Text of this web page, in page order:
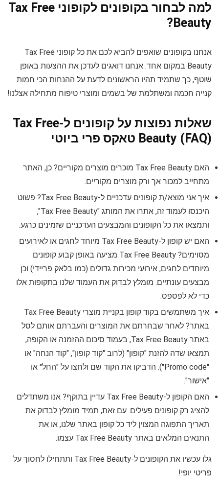
למה לבחור בקופונים לקופוני Tax Free
Beauty?
אנחנו בקופונים שואפים להביא לכם את כל קופוני Tax Free
Beauty במקום אחד. אנחנו דואגים לעדכן את ההצעות באופן
שוטף, כך שתמיד תהיו הראשונים לדעת על ההנחות הכי חמות.
קנייה חכמה ומשתלמת של בשמים ומוצרי טיפוח מתחילה אצלנו!
שאלות נפוצות על קופונים ל-Tax Free
Beauty (FAQ) טאקס פרי ביוטי
האם Tax Free Beauty מוכרים מוצרים מקוריים? כן, האתר
מתחייב למכור אך ורק מוצרים מקוריים.
איך אני מוצא/ת קופונים עדכניים ל-Tax Free Beauty? פשוט
היכנסו לעמוד זה, אתרו את המותג "Tax Free Beauty",
ותמצאו את כל הקופונים והמבצעים העדכניים שזמינים כרגע.
האם יש קופון ל-Tax Free Beauty מיוחד לחגים או לאירועים
מסוימים? Tax Free Beauty מציעה באופן קבוע קופונים
מיוחדים לחגים, אירועי מכירות גדולים (כמו בלאק פריידי) וכן
מבצעים עונתיים. מומלץ לבדוק את העמוד שלנו בתקופות אלו
כדי לא לפספס.
איך משתמשים בקוד קופון בקניית מוצרי Tax Free Beauty
באתר? לאחר שבחרתם את המוצרים והעברתם אותם לסל
באתר Tax Free Beauty, בעמוד סיכום ההזמנה או הקופה,
תמצאו שדה להזנת "קופון" (לרוב "קוד קופון", "קוד הנחה" או
"Promo code"). הדביקו את הקוד שם ולחצו על "החל" או
"אישור".
האם הקופון ל-Tax Free Beauty עדיין בתוקף? אנו משתדלים
להציג רק קופונים פעילים. עם זאת, תמיד מומלץ לבדוק את
תאריך התפוגה המצוין ליד כל קופון באתר שלנו, או את
התנאים המלאים באתר Tax Free Beauty עצמו.
גלו עכשיו את הקופונים ל-Tax Free Beauty ותתחילו לחסוך על
פריטי יופי!